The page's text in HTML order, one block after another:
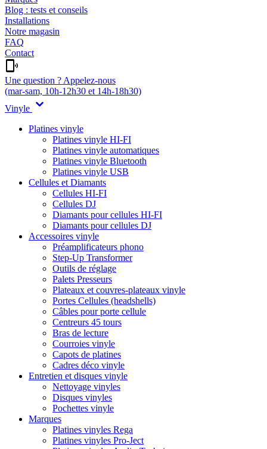
Blog : tests et conseils
Installations
Notre magasin
FAQ
Contact
Une question ? Appelez-nous
(mar-sam, 10h-12h30 et 14h-18h30)
Vinyle
Platines vinyle
Platines vinyle HI-FI
Platines vinyle automatiques
Platines vinyle Bluetooth
Platines vinyle USB
Cellules et Diamants
Cellules HI-FI
Cellules DJ
Diamants pour cellules HI-FI
Diamants pour cellules DJ
Accessoires vinyle
Préamplificateurs phono
Step-Up Transformer
Outils de réglage
Palets Presseurs
Plateaux et couvres-plateaux vinyle
Portes Cellules (headshells)
Câbles pour porte cellule
Centreurs 45 tours
Bras de lecture
Courroies vinyle
Capots de platines
Cadres déco vinyle
Entretien et disques vinyle
Nettoyage vinyles
Disques vinyles
Pochettes vinyle
Marques
Platines vinyles Rega
Platines vinyles Pro-Ject